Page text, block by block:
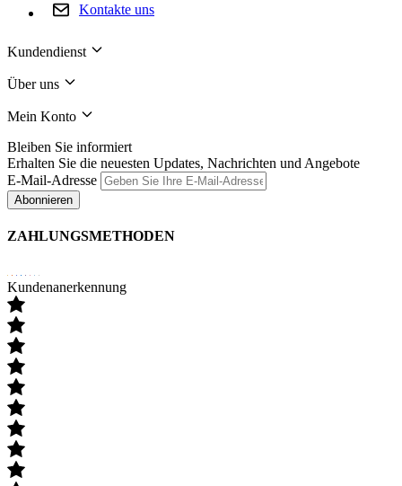
Kontakte uns
Kundendienst
Über uns
Mein Konto
Bleiben Sie informiert
Erhalten Sie die neuesten Updates, Nachrichten und Angebote
E-Mail-Adresse
Abonnieren
ZAHLUNGSMETHODEN
Kundenanerkennung